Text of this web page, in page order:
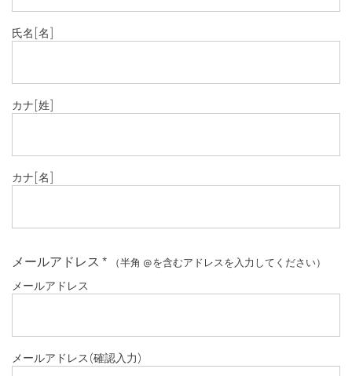
氏名 [名]
カナ[姓]
カナ[名]
メールアドレス * （半角 @を含むアドレスを入力してください）
メールアドレス
メールアドレス (確認入力)